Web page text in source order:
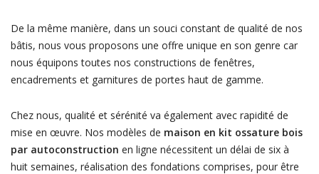
De la même manière, dans un souci constant de qualité de nos
bâtis, nous vous proposons une offre unique en son genre car
nous équipons toutes nos constructions de fenêtres,
encadrements et garnitures de portes haut de gamme.
Chez nous, qualité et sérénité va également avec rapidité de
mise en œuvre. Nos modèles de maison en kit ossature bois
par autoconstruction en ligne nécessitent un délai de six à
huit semaines, réalisation des fondations comprises, pour être